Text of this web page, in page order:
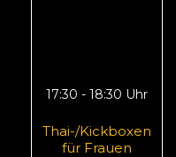
17:30 - 18:30 Uhr
Thai-/Kickboxen
für Frauen